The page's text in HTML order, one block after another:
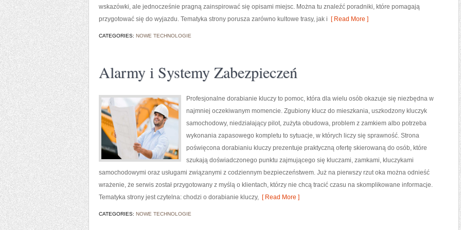
wskazówki, ale jednocześnie pragną zainspirować się opisami miejsc. Można tu znaleźć poradniki, które pomagają
przygotować się do wyjazdu. Tematyka strony porusza zarówno kultowe trasy, jak i [ Read More ]
CATEGORIES: NOWE TECHNOLOGIE
Alarmy i Systemy Zabezpieczeń
Profesjonalne dorabianie kluczy to pomoc, która dla wielu osób okazuje się niezbędna w
najmniej oczekiwanym momencie. Zgubiony klucz do mieszkania, uszkodzony kluczyk
samochodowy, niedziałający pilot, zużyta obudowa, problem z zamkiem albo potrzeba
wykonania zapasowego kompletu to sytuacje, w których liczy się sprawność. Strona
poświęcona dorabianiu kluczy prezentuje praktyczną ofertę skierowaną do osób, które
szukają doświadczonego punktu zajmującego się kluczami, zamkami, kluczykami
samochodowymi oraz usługami związanymi z codziennym bezpieczeństwem. Już na pierwszy rzut oka można odnieść
wrażenie, że serwis został przygotowany z myślą o klientach, którzy nie chcą tracić czasu na skomplikowane informacje.
Tematyka strony jest czytelna: chodzi o dorabianie kluczy, [ Read More ]
CATEGORIES: NOWE TECHNOLOGIE